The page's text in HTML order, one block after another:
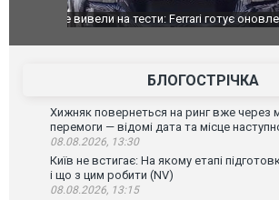
Вийшов трейлер нової екранізації
фільму "Афера Томаса Крауна"
БЛОГОСТРІЧКА
Хижняк повернеться на ринг вже через
перемоги — відомі дата та місце
08.08.2026, 13:30
Київ не встигає: На якому етапі
і що з цим робити (NV)
08.08.2026, 13:15